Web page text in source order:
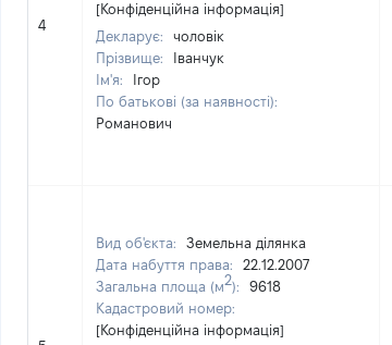
4
[Конфіденційна інформація]
Декларує:
чоловік
Прізвище:
Іванчук
Ім'я:
Ігор
По батькові (за наявності):
Романович
Вид об'єкта:
Земельна ділянка
Дата набуття права:
22.12.2007
Загальна площа (м2):
9618
Кадастровий номер:
[Конфіденційна інформація]